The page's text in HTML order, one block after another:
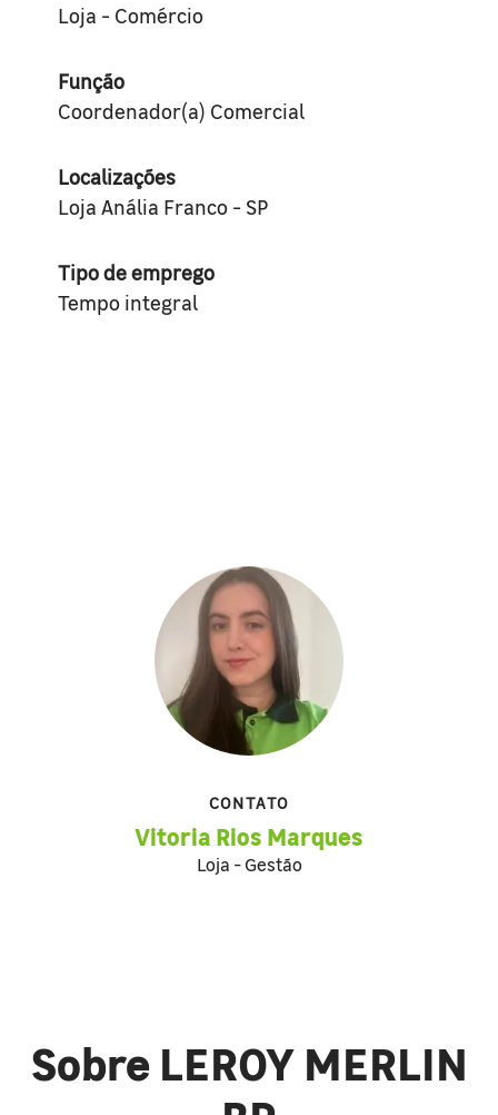
Loja - Comércio
Função
Coordenador(a) Comercial
Localizações
Loja Anália Franco - SP
Tipo de emprego
Tempo integral
CONTATO
Vitoria Rios Marques
Loja - Gestão
Sobre LEROY MERLIN